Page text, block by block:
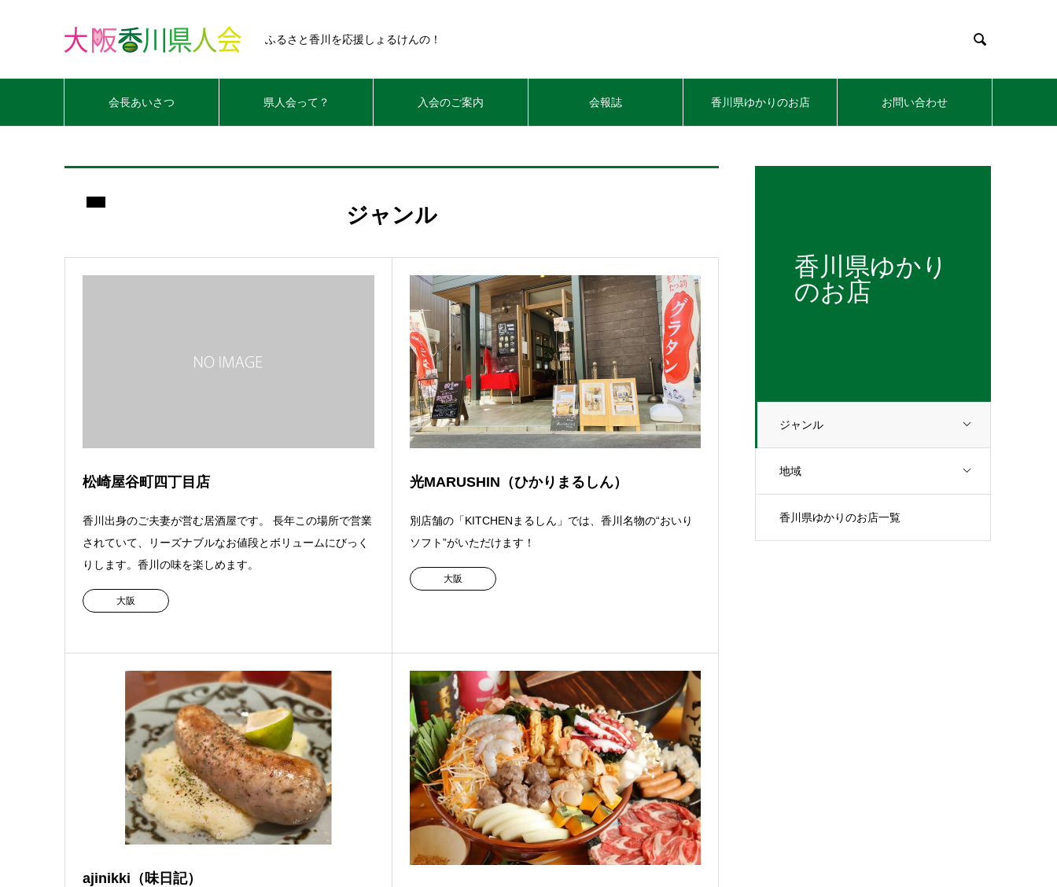
ふるさと香川を応援しょるけんの！ 
会長あいさつ 県人会って？ 入会のご案内 会報誌 香川県ゆかりのお店 お問い合わせ
香川県ゆかり
のお店
ジャンル
地域
香川県ゆかりのお店一覧
ジャンル
松崎屋谷町四丁目店
香川出身のご夫妻が営む居酒屋です。 長年この場所で営業
されていて、リーズナブルなお値段とボリュームにびっく
りします。香川の味を楽しめます。
大阪
光MARUSHIN（ひかりまるしん）
別店舗の「KITCHENまるしん」では、香川名物の“おいり
ソフト”がいただけます！
大阪
ajinikki（味日記）